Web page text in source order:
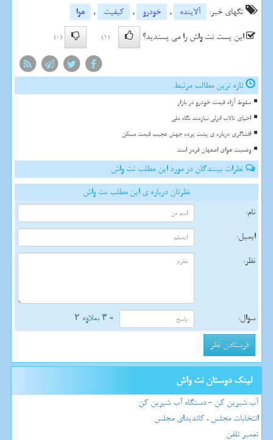
تگهای خبر:
آلاینده , خودرو , كیفیت ,
هوا
این پست نت واش را می پسندید؟
(1)
(0)
تازه ترین مطالب مرتبط
سقوط آزاد قیمت خودرو در بازار
احیای تالاب انزلی نیازمند نگاه ملی
افشاگری درباره ی پشت پرده جهش عجیب قیمت مسکن
وضعیت هوای اصفهان قرمز است
نظرات بینندگان در مورد این مطلب نت واش
نظرتان درباره ی این مطلب نت واش
نام:
ایمیل:
نظر:
سوال: = ۳ بعلاوه ۲
لینک دوستان نت واش
آب شیرین کن - دستگاه آب شیرین کن
انتخابات مجلس ، کاندیدای مجلس
تعمیر تلفن